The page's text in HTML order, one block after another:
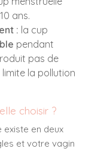
ans.
: la cup
pendant
pas de
la pollution
choisir ?
existe en deux
et votre vagin